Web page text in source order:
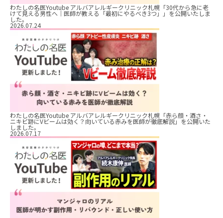
わたしの名医Youtube アルバアレルギークリニック札幌「30代から急に老
けて見える男性へ｜医師が教える「最初にやるべき3つ」」を公開いたしま
した。
2026.07.24
わたしの名医Youtube アルバアレルギークリニック札幌「赤ら顔・酒さ・
ニキビ跡にVビームは効く？向いている赤みを医師が徹底解説」を公開いた
しました。
2026.07.17